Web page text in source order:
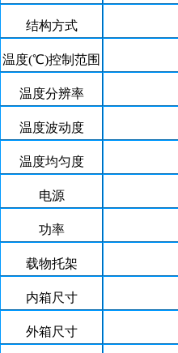
结构方式
温度(℃)控制范围
温度分辨率
温度波动度
温度均匀度
电源
功率
载物托架
内箱尺寸
外箱尺寸